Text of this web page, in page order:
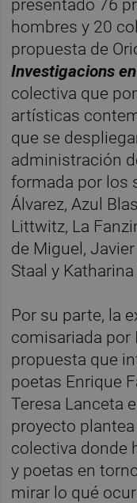
presentado 76
hombres y 20
propuesta de
Investigacions
colectiva que
artísticas
que se
administración
formada por los
Álvarez, Azul
Littwitz, La
de Miguel,
Staal y
Por su parte, la
comisariada por
propuesta que
poetas Enrique
Teresa Lanceta
proyecto
colectiva donde
y poetas en
mirar lo qué